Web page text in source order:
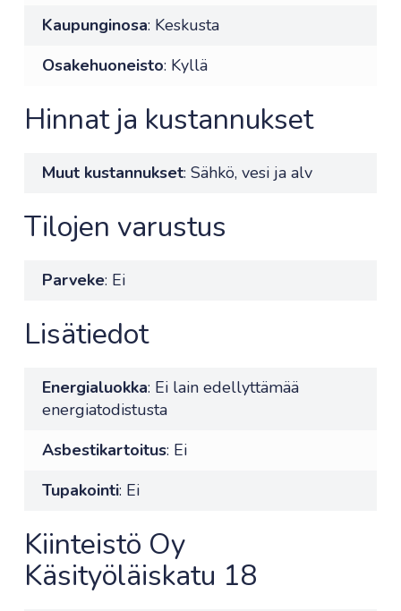
Kaupunginosa: Keskusta
Osakehuoneisto: Kyllä
Hinnat ja kustannukset
Muut kustannukset: Sähkö, vesi ja alv
Tilojen varustus
Parveke: Ei
Lisätiedot
Energialuokka: Ei lain edellyttämää
energiatodistusta
Asbestikartoitus: Ei
Tupakointi: Ei
Kiinteistö Oy
Käsityöläiskatu 18